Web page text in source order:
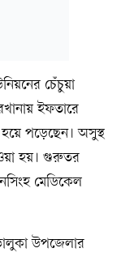
চেঁচুয়া
ইফতারে
হয়ে পড়েছেন। অসুস্থ
হয়। গুরুতর
মেডিকেল
উপজেলার